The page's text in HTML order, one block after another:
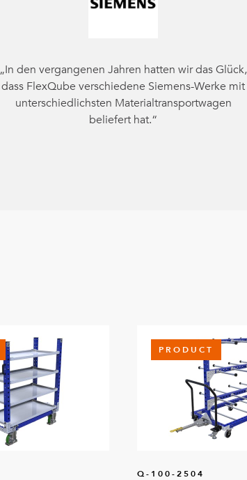
„In den vergangenen Jahren hatten wir das Glück,
dass FlexQube verschiedene Siemens-Werke mit
unterschiedlichsten Materialtransportwagen
beliefert hat.“
PRODUCT
Q-100-2504